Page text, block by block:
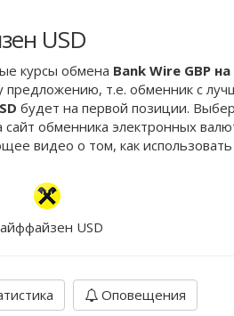
USD
курсы обмена Bank Wire GBP на
предложению, т.е. обменник с
будет на первой позиции.
обменника электронных
видео о том, как использовать
USD
Оповещения